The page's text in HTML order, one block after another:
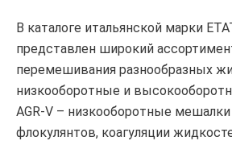
В каталоге итальянской марки
представлен широкий
перемешивания разнообразных
низкооборотные и
AGR-V – низкооборотные
флокулянтов, коагуляции